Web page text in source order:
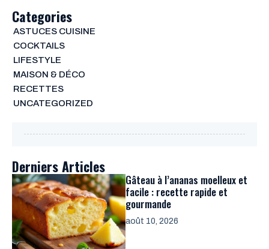
Categories
ASTUCES CUISINE
COCKTAILS
LIFESTYLE
MAISON & DÉCO
RECETTES
UNCATEGORIZED
Derniers Articles
Gâteau à l’ananas moelleux et
facile : recette rapide et
gourmande
août 10, 2026